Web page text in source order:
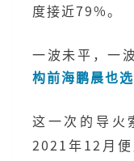
度接近79%。
一波未平，一
构前海鹏晨也选
这一次的导火
2021年12月